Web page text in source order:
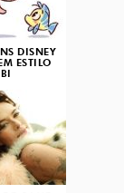
DISNEY
ESTILO